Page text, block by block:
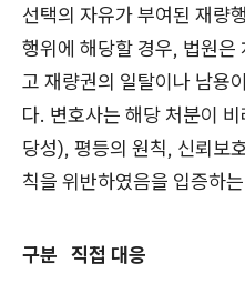
선택의 자유가 부여된 재량
행위에 해당할 경우, 법원은
고 재량권의 일탈이나 남용
다. 변호사는 해당 처분이
당성), 평등의 원칙, 신뢰보
칙을 위반하였음을 입증하
구분 직접 대응